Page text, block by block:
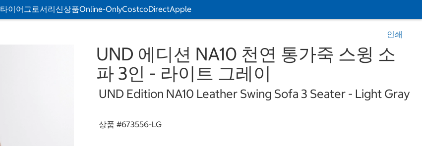
타이어그로서리신상품Online-OnlyCostcoDirectApple
인쇄
UND 에디션 NA10 천연 통가죽 스윙 소
파 3인 - 라이트 그레이
UND Edition NA10 Leather Swing Sofa 3 Seater - Light Gray
상품 #673556-LG